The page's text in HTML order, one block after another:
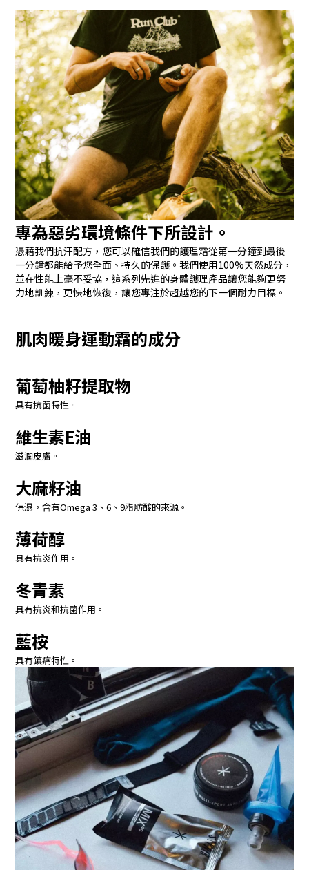
專為惡劣環境條件下所設計。
憑藉我們抗汗配方，您可以確信我們的護理霜從第一分鐘到最後
一分鐘都能給予您全面、持久的保護。我們使用100%天然成分，
並在性能上毫不妥協，這系列先進的身體護理產品讓您能夠更努
力地訓練，更快地恢復，讓您專注於超越您的下一個耐力目標。
肌肉暖身運動霜的成分
葡萄柚籽提取物
具有抗菌特性。
維生素E油
滋潤皮膚。
大麻籽油
保濕，含有Omega 3、6、9脂肪酸的來源。
薄荷醇
具有抗炎作用。
冬青素
具有抗炎和抗菌作用。
藍桉
具有鎮痛特性。